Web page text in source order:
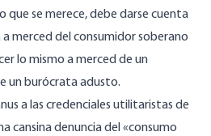
que se merece, debe darse cuenta
merced del consumidor soberano
lo mismo a merced de un
un burócrata adusto.
a las credenciales utilitaristas de
cansina denuncia del «consumo